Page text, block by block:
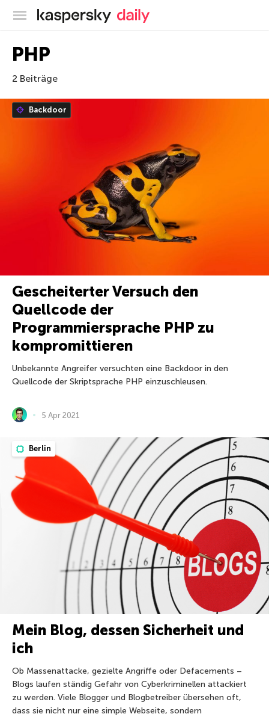
Offizieller Blog von Kaspersky
PHP
2 Beiträge
Backdoor
Gescheiterter Versuch den
Quellcode der
Programmiersprache PHP zu
kompromittieren
Unbekannte Angreifer versuchten eine Backdoor in den
Quellcode der Skriptsprache PHP einzuschleusen.
5 Apr 2021
Berlin
Mein Blog, dessen Sicherheit und
ich
Ob Massenattacke, gezielte Angriffe oder Defacements –
Blogs laufen ständig Gefahr von Cyberkriminellen attackiert
zu werden. Viele Blogger und Blogbetreiber übersehen oft,
dass sie nicht nur eine simple Webseite, sondern